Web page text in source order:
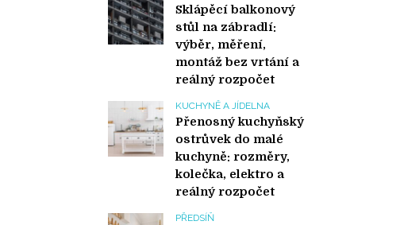
Sklápěcí balkonový
stůl na zábradlí:
výběr, měření,
montáž bez vrtání a
reálný rozpočet
KUCHYNĚ A JÍDELNA
Přenosný kuchyňský
ostrůvek do malé
kuchyně: rozměry,
kolečka, elektro a
reálný rozpočet
PŘEDSÍŇ